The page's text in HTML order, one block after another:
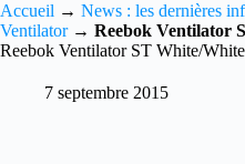
Accueil → News : les dernières
Ventilator→ Reebok Ventilator
Reebok Ventilator ST White/White
7 septembre 2015